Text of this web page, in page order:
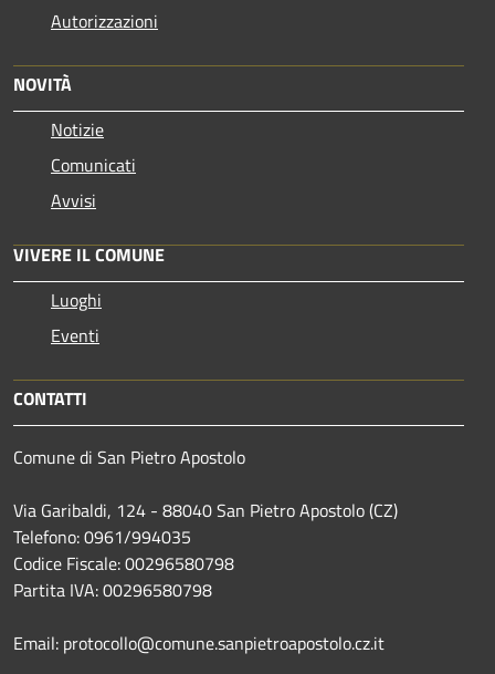
Autorizzazioni
NOVITÀ
Notizie
Comunicati
Avvisi
VIVERE IL COMUNE
Luoghi
Eventi
CONTATTI
Comune di San Pietro Apostolo
Via Garibaldi, 124 - 88040 San Pietro Apostolo (CZ)
Telefono: 0961/994035
Codice Fiscale: 00296580798
Partita IVA: 00296580798
Email: protocollo@comune.sanpietroapostolo.cz.it